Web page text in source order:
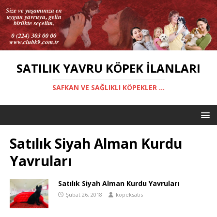
SATILIK YAVRU KÖPEK İLANLARI
SAFKAN VE SAĞLIKLI KÖPEKLER ...
Satılık Siyah Alman Kurdu
Yavruları
Satılık Siyah Alman Kurdu Yavruları
Şubat 26, 2018 kopeksatis